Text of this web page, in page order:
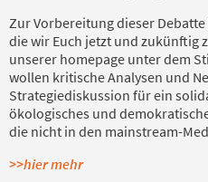
Zur Vorbereitung dieser
die wir Euch jetzt und zukünftig
unserer homepage unter dem
wollen kritische Analysen und
Strategiediskussion für ein
ökologisches und
die nicht in den mainstream-
>>hier mehr